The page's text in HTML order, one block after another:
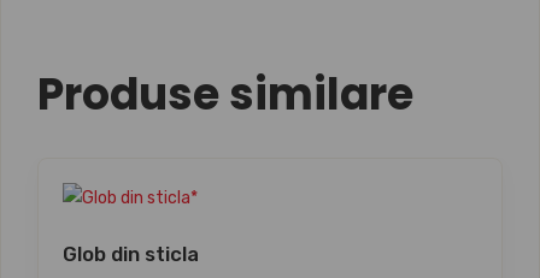
Produse similare
Glob din sticla